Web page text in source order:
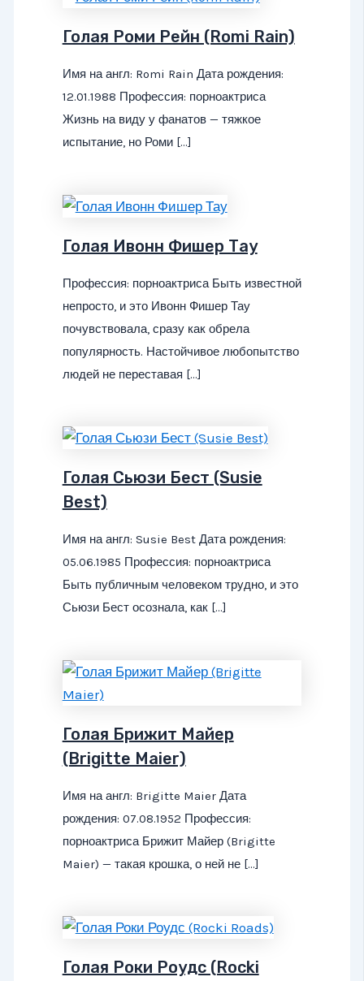
Голая Роми Рейн (Romi Rain)
Имя на англ: Romi Rain Дата рождения:
12.01.1988 Профессия: порноактриса
Жизнь на виду у фанатов — тяжкое
испытание, но Роми […]
Голая Ивонн Фишер Тау
Профессия: порноактриса Быть известной
непросто, и это Ивонн Фишер Тау
почувствовала, сразу как обрела
популярность. Настойчивое любопытство
людей не переставая […]
Голая Сьюзи Бест (Susie
Best)
Имя на англ: Susie Best Дата рождения:
05.06.1985 Профессия: порноактриса
Быть публичным человеком трудно, и это
Сьюзи Бест осознала, как […]
Голая Брижит Майер
(Brigitte Maier)
Имя на англ: Brigitte Maier Дата
рождения: 07.08.1952 Профессия:
порноактриса Брижит Майер (Brigitte
Maier) — такая крошка, о ней не […]
Голая Роки Роудс (Rocki